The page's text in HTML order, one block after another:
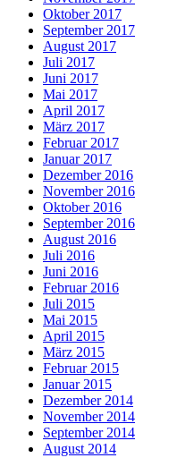
Oktober 2017
September 2017
August 2017
Juli 2017
Juni 2017
Mai 2017
April 2017
März 2017
Februar 2017
Januar 2017
Dezember 2016
November 2016
Oktober 2016
September 2016
August 2016
Juli 2016
Juni 2016
Februar 2016
Juli 2015
Mai 2015
April 2015
März 2015
Februar 2015
Januar 2015
Dezember 2014
November 2014
September 2014
August 2014